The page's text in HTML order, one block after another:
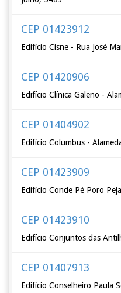
CEP 01423912
Edifício Cisne - Rua José
CEP 01420906
Edifício Clínica Galeno -
CEP 01404902
Edifício Columbus -
CEP 01423909
Edifício Conde Pé Poro
CEP 01423910
Edifício Conjuntos das
CEP 01407913
Edifício Conselheiro Paula